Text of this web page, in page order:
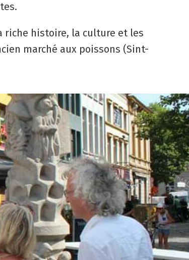
riche histoire, la culture et les
marché aux poissons (Sint-